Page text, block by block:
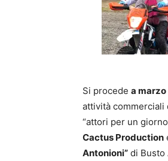
Si procede a marzo
attività
“attori per un
Cactus Production
Antonioni” di Busto